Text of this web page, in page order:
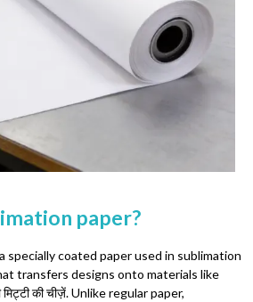
paper?
specially coated paper used in sublimation
transfers designs onto materials like
मिट्टी की चीज़ें.Unlike regular paper,